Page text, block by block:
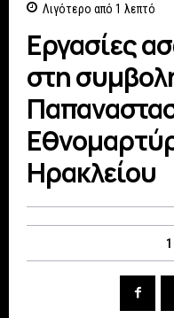
Λιγότερο από 1 λεπτό
Εργασίες
στη
Ηρακλείου